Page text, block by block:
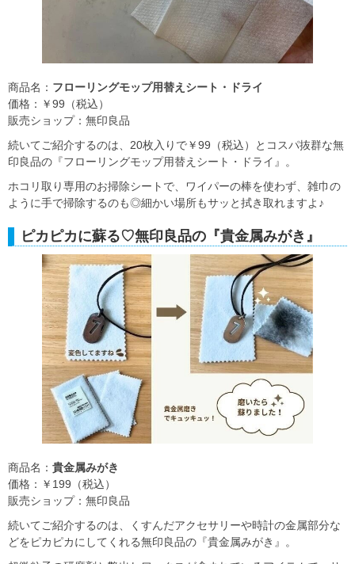
商品名： フローリングモップ用替えシート・ドライ
価格：￥99（税込）
販売ショップ：無印良品
続いてご紹介するのは、20枚入りで￥99（税込）とコスパ抜群な無
印良品の『フローリングモップ用替えシート・ドライ』。
ホコリ取り専用のお掃除シートで、ワイパーの棒を使わず、雑巾の
ように手で掃除するのも◎細かい場所もサッと拭き取れますよ♪
ピカピカに蘇る♡無印良品の『貴金属みがき』
商品名： 貴金属みがき
価格：￥199（税込）
販売ショップ：無印良品
続いてご紹介するのは、くすんだアクセサリーや時計の金属部分な
どをピカピカにしてくれる無印良品の『貴金属みがき』。